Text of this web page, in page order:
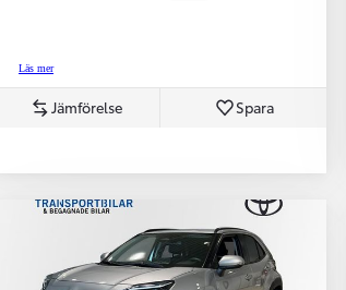
Läs mer
Jämförelse Spara